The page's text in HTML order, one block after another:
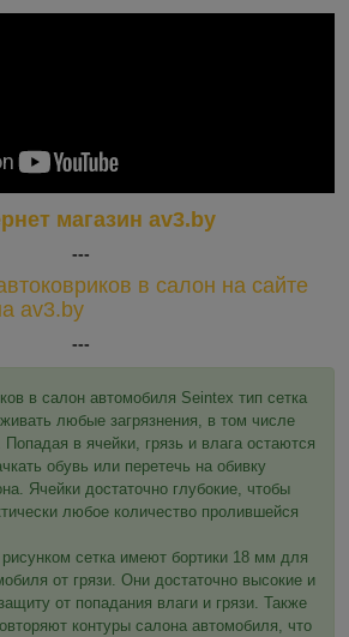
магазин av3.by
---
в салон на сайте
av3.by
---
в салон автомобиля Seintex тип сетка
любые загрязнения, в том числе
в ячейки, грязь и влага остаются
обувь или перетечь на обивку
Ячейки достаточно глубокие, чтобы
любое количество пролившейся
рисунком сетка имеют бортики 18 мм для
от грязи. Они достаточно высокие и
от попадания влаги и грязи. Также
контуры салона автомобиля, что